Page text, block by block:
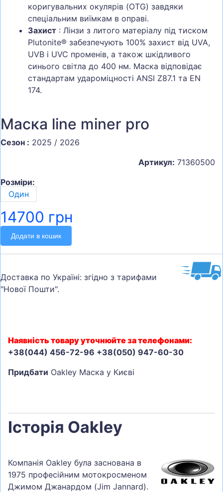
коригувальних окулярів (OTG) завдяки
спеціальним виїмкам в оправі.
Захист : Лінзи з литого матеріалу під тиском
Plutonite® забезпечують 100% захист від UVA,
UVB і UVC променів, а також шкідливого
синього світла до 400 нм. Маска відповідає
стандартам удароміцності ANSI Z87.1 та EN
174.
Маска line miner pro
Сезон : 2025 / 2026
Артикул: 71360500
Розміри:
Один
14700 грн
Додати в кошик
Доставка по Україні: згідно з тарифами
"Нової Пошти".
Наявність товару уточнюйте за телефонами:
+38(044) 456-72-96 +38(050) 947-60-30
Придбати Oakley Маска у Києві
Історія Oakley
Компанія Oakley була заснована в
1975 професійним мотокросменом
Джимом Джанардом (Jim Jannard).